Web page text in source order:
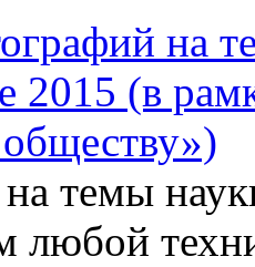
на
2015 (в
темы
любой